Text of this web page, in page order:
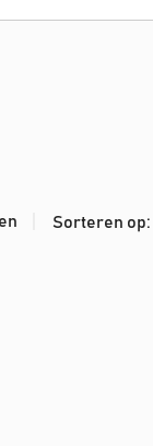
Sorteren op: